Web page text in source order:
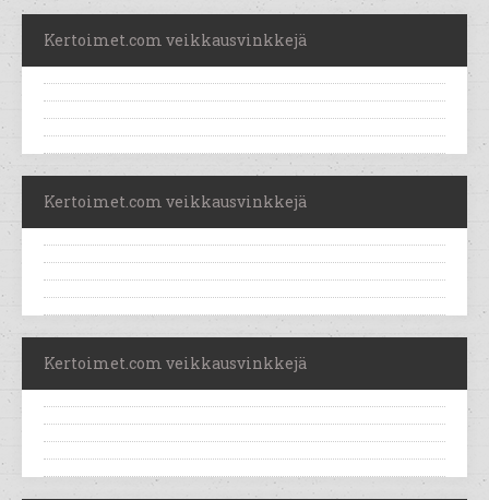
Kertoimet.com veikkausvinkkejä
Kertoimet.com veikkausvinkkejä
Kertoimet.com veikkausvinkkejä